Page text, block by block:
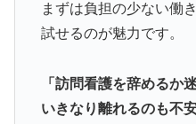
まずは負担の少ない働
試せるのが魅力です。
「訪問看護を辞めるか
いきなり離れるのも不安